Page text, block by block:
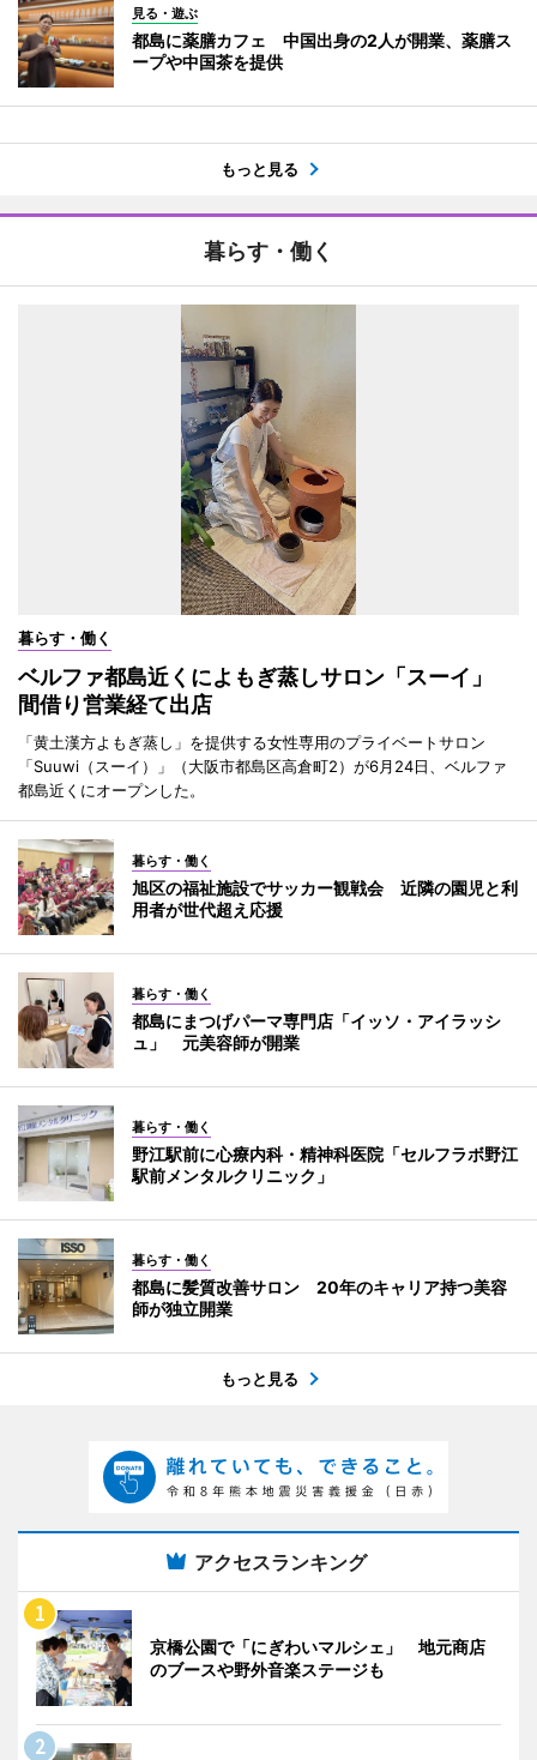
見る・遊ぶ
都島に薬膳カフェ 中国出身の2人が開業、薬膳ス
ープや中国茶を提供
もっと見る
暮らす・働く
暮らす・働く
ベルファ都島近くによもぎ蒸しサロン「スーイ」
間借り営業経て出店
「黄土漢方よもぎ蒸し」を提供する女性専用のプライベートサロン
「Suuwi（スーイ）」（大阪市都島区高倉町2）が6月24日、ベルファ
都島近くにオープンした。
暮らす・働く
旭区の福祉施設でサッカー観戦会 近隣の園児と利
用者が世代超え応援
暮らす・働く
都島にまつげパーマ専門店「イッソ・アイラッシ
ュ」 元美容師が開業
暮らす・働く
野江駅前に心療内科・精神科医院「セルフラボ野江
駅前メンタルクリニック」
暮らす・働く
都島に髪質改善サロン 20年のキャリア持つ美容
師が独立開業
もっと見る
アクセスランキング
京橋公園で「にぎわいマルシェ」 地元商店
のブースや野外音楽ステージも